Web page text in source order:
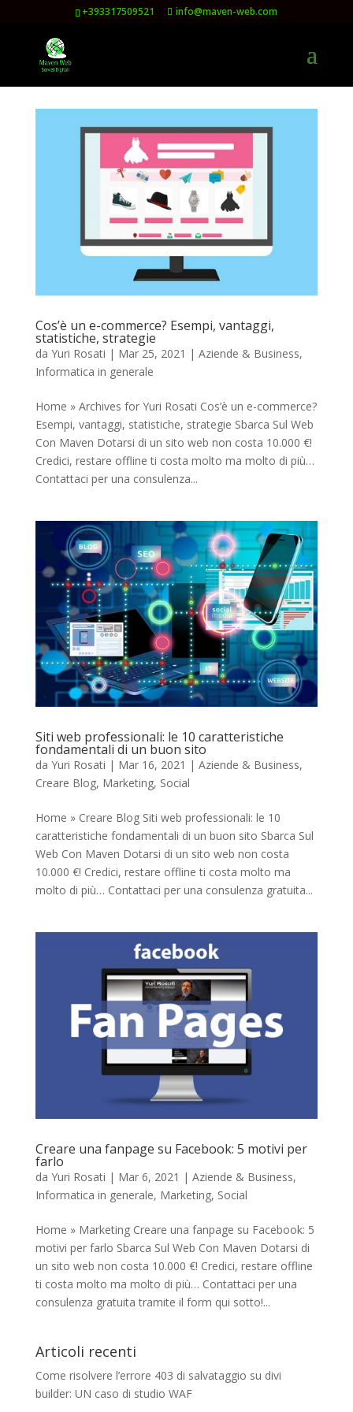
+393317509521 info@maven-web.com
Cos’è un e-commerce? Esempi, vantaggi,
statistiche, strategie
da Yuri Rosati | Mar 25, 2021 | Aziende & Business,
Informatica in generale
Home » Archives for Yuri Rosati Cos’è un e-commerce?
Esempi, vantaggi, statistiche, strategie Sbarca Sul Web
Con Maven Dotarsi di un sito web non costa 10.000 €!
Credici, restare offline ti costa molto ma molto di più…
Contattaci per una consulenza...
Siti web professionali: le 10 caratteristiche
fondamentali di un buon sito
da Yuri Rosati | Mar 16, 2021 | Aziende & Business,
Creare Blog, Marketing, Social
Home » Creare Blog Siti web professionali: le 10
caratteristiche fondamentali di un buon sito Sbarca Sul
Web Con Maven Dotarsi di un sito web non costa
10.000 €! Credici, restare offline ti costa molto ma
molto di più… Contattaci per una consulenza gratuita...
Creare una fanpage su Facebook: 5 motivi per
farlo
da Yuri Rosati | Mar 6, 2021 | Aziende & Business,
Informatica in generale, Marketing, Social
Home » Marketing Creare una fanpage su Facebook: 5
motivi per farlo Sbarca Sul Web Con Maven Dotarsi di
un sito web non costa 10.000 €! Credici, restare offline
ti costa molto ma molto di più… Contattaci per una
consulenza gratuita tramite il form qui sotto!...
Articoli recenti
Come risolvere l’errore 403 di salvataggio su divi
builder: UN caso di studio WAF